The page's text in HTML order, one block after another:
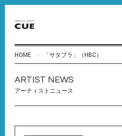
HOME 「サタブラ」（HBC）
ARTIST NEWS
アーティストニュース